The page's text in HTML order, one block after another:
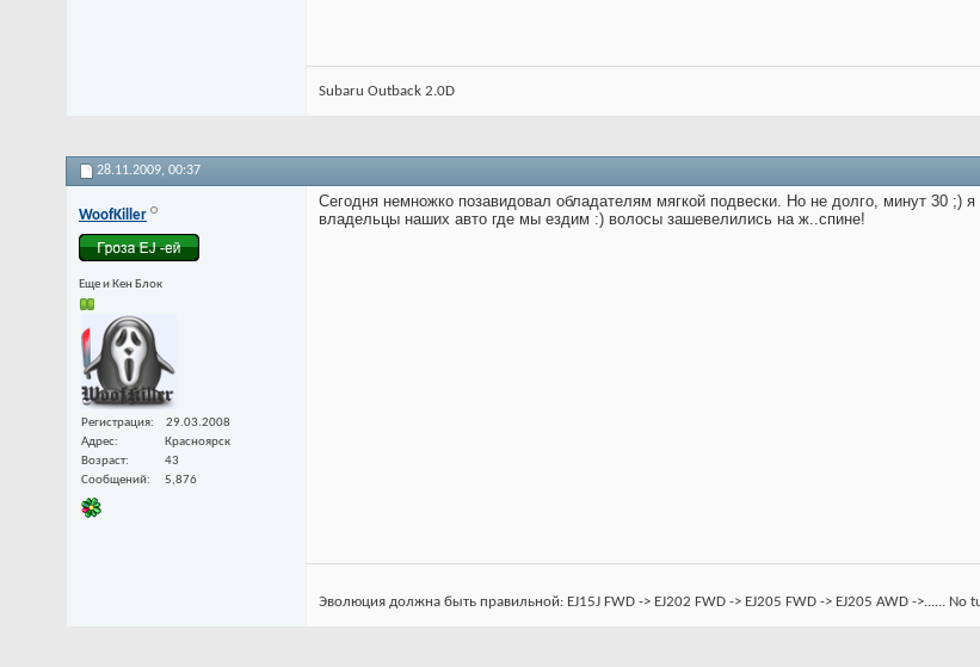
Subaru Outback 2.0D
28.11.2009, 00:37
WoofKiller
Еще и Кен Блок
Регистрация
29.03.2008
Адрес
Красноярск
Возраст
43
Сообщений
5,876
Сегодня немножко позавидовал обладателям мягкой подвески. Но не долго, минут 30 ;)
владельцы наших авто где мы ездим :) волосы зашевелились на ж..спине!
Эволюция должна быть правильной: EJ15J FWD -> EJ202 FWD -> EJ205 FWD -> EJ205 AWD ->...... No